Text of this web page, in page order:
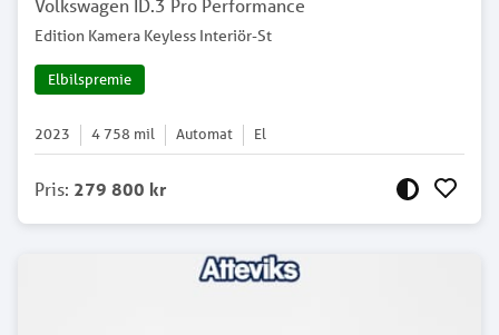
Volkswagen ID.3 Pro Performance
Edition Kamera Keyless Interiör-St
Elbilspremie
2023 4 758 mil Automat El
Pris: 279 800 kr